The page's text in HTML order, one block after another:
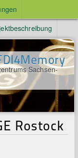
Sachsen-
Rostock